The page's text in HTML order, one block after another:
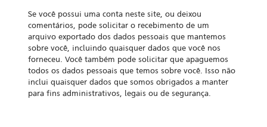
Se você possui uma conta neste site, ou deixou
comentários, pode solicitar o recebimento de um
arquivo exportado dos dados pessoais que mantemos
sobre você, incluindo quaisquer dados que você nos
forneceu. Você também pode solicitar que apaguemos
todos os dados pessoais que temos sobre você. Isso não
inclui quaisquer dados que somos obrigados a manter
para fins administrativos, legais ou de segurança.